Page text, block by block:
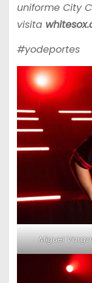
uniforme City
visita
#yodeportes
Miguel